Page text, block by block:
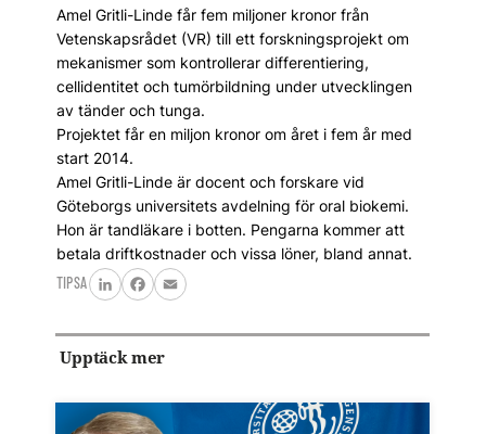
Amel Gritli-Linde får fem miljoner kronor från
Vetenskapsrådet (VR) till ett forskningsprojekt om
mekanismer som kontrollerar differentiering,
cellidentitet och tumörbildning under utvecklingen
av tänder och tunga.
Projektet får en miljon kronor om året i fem år med
start 2014.
Amel Gritli-Linde är docent och forskare vid
Göteborgs universitets avdelning för oral biokemi.
Hon är tandläkare i botten. Pengarna kommer att
betala driftkostnader och vissa löner, bland annat.
TIPSA
LinkedInFacebook
Email
Upptäck mer